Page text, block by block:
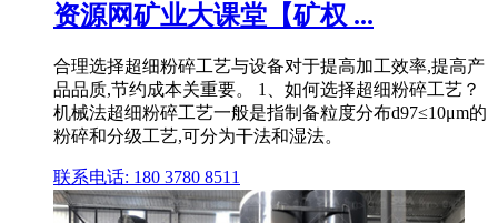
资源网矿业大课堂【矿权 ...
合理选择超细粉碎工艺与设备对于提高加工效率,提高产
品品质,节约成本关重要。 1、如何选择超细粉碎工艺？
机械法超细粉碎工艺一般是指制备粒度分布d97≤10μm的
粉碎和分级工艺,可分为干法和湿法。
联系电话: 180 3780 8511